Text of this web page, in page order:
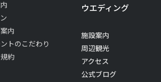
内
トのこだわり
約
ウエディング
施設案内
周辺観光
アクセス
公式ブログ